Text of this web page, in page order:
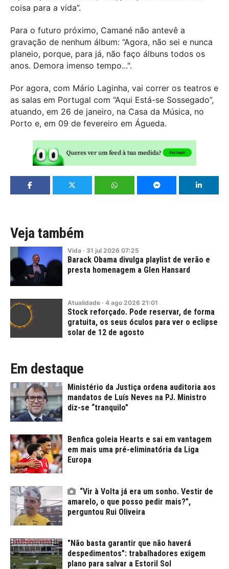
coisa para a vida”.
Para o futuro próximo, Camané não antevê a
gravação de nenhum álbum: “Agora, não sei e nunca
planeio, porque, para já, não faço álbuns todos os
anos. Demora imenso tempo...".
Por agora, com Mário Laginha, vai correr os teatros e
as salas em Portugal com “Aqui Está-se Sossegado”,
atuando, em 26 de janeiro, na Casa da Música, no
Porto e, em 09 de fevereiro em Águeda.
Veja também
Vida · 31 jul 2026 07:25
Barack Obama divulga playlist de verão e
presta homenagem a Glen Hansard
Atualidade · 4 ago 2026 21:01
Stock reforçado. Pode reservar, de forma
gratuita, os seus óculos para ver o eclipse
solar de 12 de agosto
Em destaque
Ministério da Justiça ordena auditoria aos
mandatos de Luís Neves na PJ. Ministro
diz-se “tranquilo”
Benfica goleia Hearts e sai em vantagem
em mais uma pré-eliminatória da Liga
Europa
“Vir à Volta já era um sonho. Vestir de
amarelo, o que posso pedir mais?”,
perguntou Rui Oliveira
"Não basta garantir que não haverá
despedimentos": trabalhadores exigem
plano para salvar a Estoril Sol